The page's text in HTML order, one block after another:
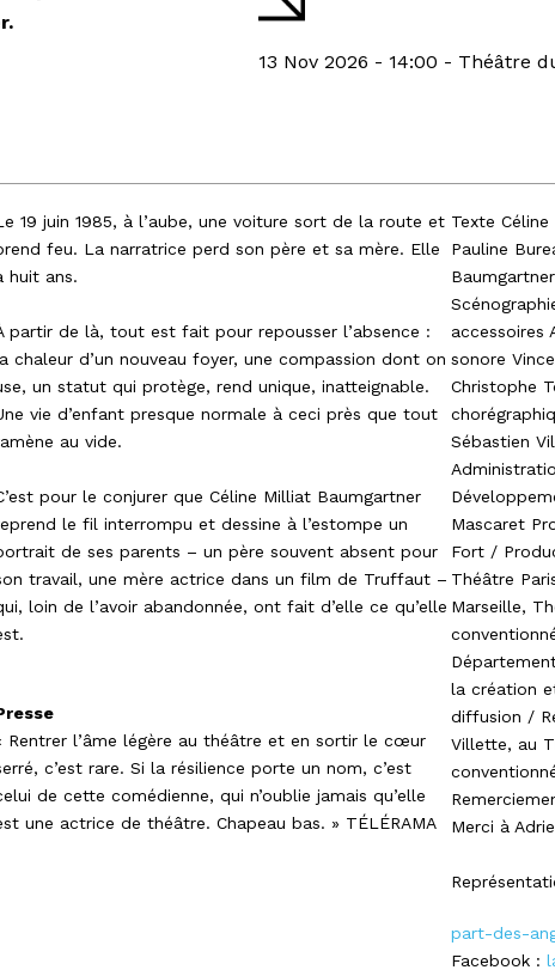
13 Nov 2026 - 14:00 - Théâtre
19 juin 1985, à l’aube, une voiture sort de la route et
feu. La narratrice perd son père et sa mère. Elle
huit ans.
partir de là, tout est fait pour repousser l’absence :
chaleur d’un nouveau foyer, une compassion dont on
un statut qui protège, rend unique, inatteignable.
vie d’enfant presque normale à ceci près que tout
au vide.
pour le conjurer que Céline Milliat Baumgartner
le fil interrompu et dessine à l’estompe un
de ses parents – un père souvent absent pour
travail, une mère actrice dans un film de Truffaut –
loin de l’avoir abandonnée, ont fait d’elle ce qu’elle
Rentrer l’âme légère au théâtre et en sortir le cœur
c’est rare. Si la résilience porte un nom, c’est
de cette comédienne, qui n’oublie jamais qu’elle
une actrice de théâtre. Chapeau bas. » TÉLÉRAMA
Texte
Pauline
accessoires
sonore
Christophe
Sébastien
Mascaret
Fort /
Théâtre
Marseille,
la création
diffusion /
Villette, au
Merci à
part-des-
Facebook :